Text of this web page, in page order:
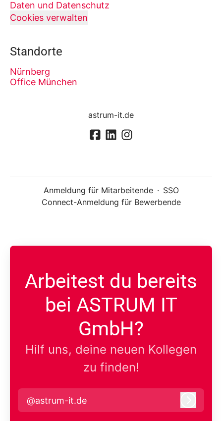
Daten und Datenschutz
Cookies verwalten
Standorte
Nürnberg
Office München
astrum-it.de
Anmeldung für Mitarbeitende · SSO
Connect-Anmeldung für Bewerbende
Arbeitest du bereits
bei ASTRUM IT
GmbH?
Hilf uns, deine neuen Kollegen
zu finden!
@astrum-it.de